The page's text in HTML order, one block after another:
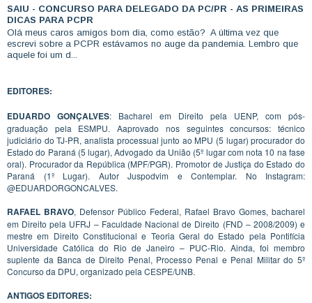
SAIU - CONCURSO PARA DELEGADO DA PC/PR - AS PRIMEIRAS
DICAS PARA PCPR
Olá meus caros amigos bom dia, como estão? A última vez que
escrevi sobre a PCPR estávamos no auge da pandemia. Lembro que
aquele foi um d...
EDITORES:
EDUARDO GONÇALVES: Bacharel em Direito pela UENP, com pós-
graduação pela ESMPU. Aaprovado nos seguintes concursos: técnico
judiciário do TJ-PR, analista processual junto ao MPU (5 lugar) procurador do
Estado do Paraná (5 lugar), Advogado da União (5º lugar com nota 10 na fase
oral). Procurador da República (MPF/PGR). Promotor de Justiça do Estado do
Paraná (1º Lugar). Autor Juspodvim e Contemplar. No Instagram:
@EDUARDORGONCALVES.
RAFAEL BRAVO, Defensor Público Federal, Rafael Bravo Gomes, bacharel
em Direito pela UFRJ – Faculdade Nacional de Direito (FND – 2008/2009) e
mestre em Direito Constitucional e Teoria Geral do Estado pela Pontifícia
Universidade Católica do Rio de Janeiro – PUC-Rio. Ainda, foi membro
suplente da Banca de Direito Penal, Processo Penal e Penal Militar do 5º
Concurso da DPU, organizado pela CESPE/UNB.
ANTIGOS EDITORES: